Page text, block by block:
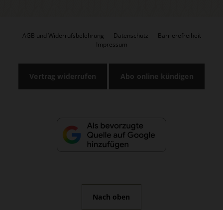
AGB und Widerrufsbelehrung Datenschutz
Barrierefreiheit
Impressum
Vertrag widerrufen Abo online kündigen
Nach oben